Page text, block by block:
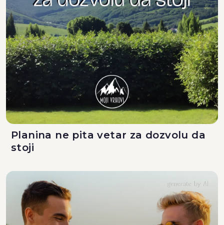
Planina ne pita vetar za dozvolu da
stoji